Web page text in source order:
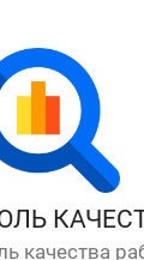
качества